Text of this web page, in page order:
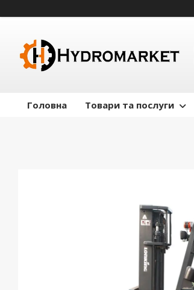
Головна Товари та послуги